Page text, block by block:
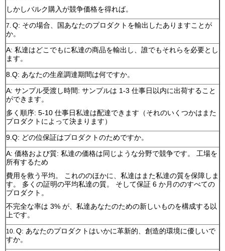
しかしバルク購入が競争価格を得れば。
7. Q: その場合、国あなたのプロダクトを輸出したありますことが
か。
A: 私達はどこでもに私達の商品を輸出し、誰でもそれらを必要とし
ます。
8.Q: あなたの生産調達期間は何ですか。
A: サンプル受渡し時間: サンプルは 1-3 仕事日以内に出荷すること
ができます。
多く順序: 5-10 仕事日私達は配達できます（それのいくつかはまた
プロダクトによって決まります）
9.Q: どの位保証はプロダクトのためですか。
A: 価格および質: 私達の価格は同じような分野で競争です。 工場を
所有するため
費用を救う平均。 これののほかに、私達はまた私達の質を保障しま
す。 多くの証明の平均私達の質。 そして保証 6 か月ののすべての
プロダクト。
不完全な率は 3% が、私達あなたのための新しいものを構成する以
上です。
10. Q: あなたのプロダクトはいかに革新的、創造的環境に優しいで
すか。